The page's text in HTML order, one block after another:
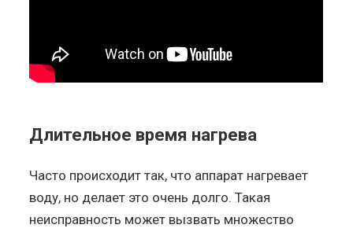
Длительное время нагрева
Часто происходит так, что аппарат нагревает
воду, но делает это очень долго. Такая
неисправность может вызвать множество